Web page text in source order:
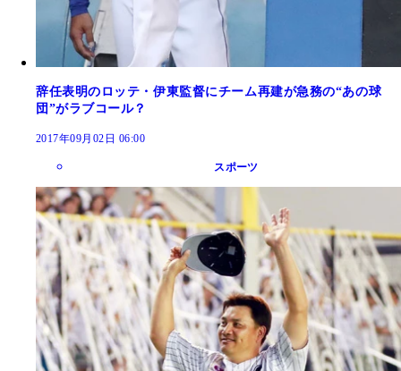
辞任表明のロッテ・伊東監督にチーム再建が急務の“あの球
団”がラブコール？
2017年09月02日 06:00
スポーツ